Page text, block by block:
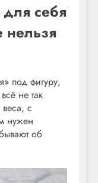
для себя
нельзя
под фигуру,
не так
с
нужен
об